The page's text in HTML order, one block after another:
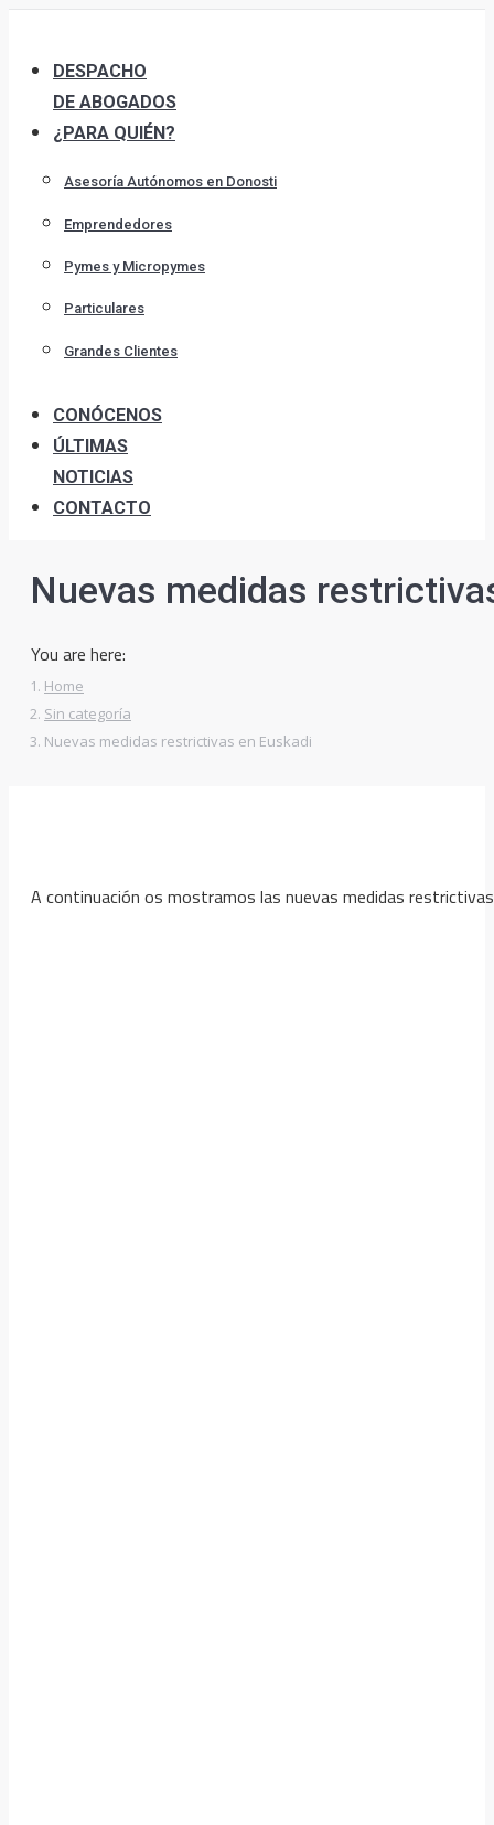
content
DESPACHO
DE ABOGADOS
¿PARA QUIÉN?
Asesoría Autónomos en Donosti
Emprendedores
Pymes y Micropymes
Particulares
Grandes Clientes
CONÓCENOS
ÚLTIMAS
NOTICIAS
CONTACTO
Nuevas medidas
You are here:
Home
Sin categoría
Nuevas medidas restrictivas en Euskadi
A continuación os mostramos las nuevas medidas